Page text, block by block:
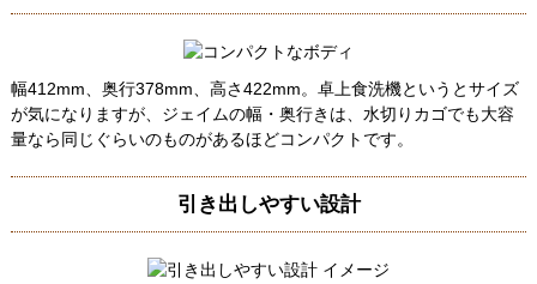
幅412mm、奥行378mm、高さ422mm。卓上食洗機というとサイズ
が気になりますが、ジェイムの幅・奥行きは、水切りカゴでも大容
量なら同じぐらいのものがあるほどコンパクトです。
引き出しやすい設計